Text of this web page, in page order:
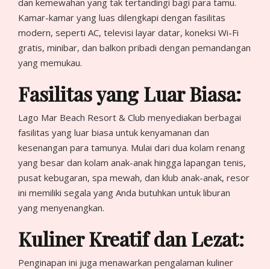
dan kemewahan yang tak tertandingi bagi para tamu.
Kamar-kamar yang luas dilengkapi dengan fasilitas
modern, seperti AC, televisi layar datar, koneksi Wi-Fi
gratis, minibar, dan balkon pribadi dengan pemandangan
yang memukau.
Fasilitas yang Luar Biasa:
Lago Mar Beach Resort & Club menyediakan berbagai
fasilitas yang luar biasa untuk kenyamanan dan
kesenangan para tamunya. Mulai dari dua kolam renang
yang besar dan kolam anak-anak hingga lapangan tenis,
pusat kebugaran, spa mewah, dan klub anak-anak, resor
ini memiliki segala yang Anda butuhkan untuk liburan
yang menyenangkan.
Kuliner Kreatif dan Lezat:
Penginapan ini juga menawarkan pengalaman kuliner